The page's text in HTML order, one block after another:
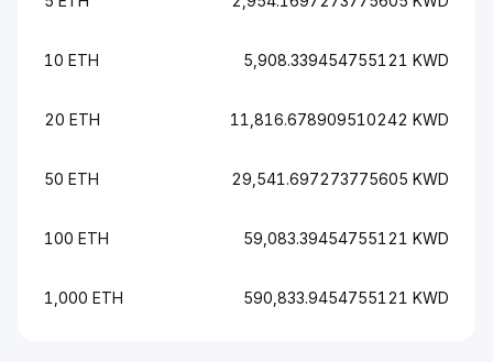
10 ETH 5,908.339454755121 KWD
20 ETH 11,816.678909510242 KWD
50 ETH 29,541.697273775605 KWD
100 ETH 59,083.39454755121 KWD
1,000 ETH 590,833.9454755121 KWD